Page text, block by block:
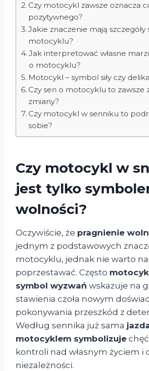
Czy motocykl zawsze oznacza
pozytywnego?
Jakie znaczenie mają szczegóły
motocyklu?
Jak interpretować własne
o motocyklu?
Motocykl – symbol siły czy
Czy sen o motocyklu to zawsze
zmiany?
Czy motocykl w senniku to
sobie?
Czy motocykl w
jest tylko
wolności?
Oczywiście, że pragnienie
jednym z podstawowych
motocyklu, jednak nie warto
poprzestawać. Często
symbol wyzwań wskazuje na
stawienia czoła nowym
pokonywania przeszkód z
Według sennika już sama
motocyklem symbolizuje
kontroli nad własnym życiem i
niezależności.